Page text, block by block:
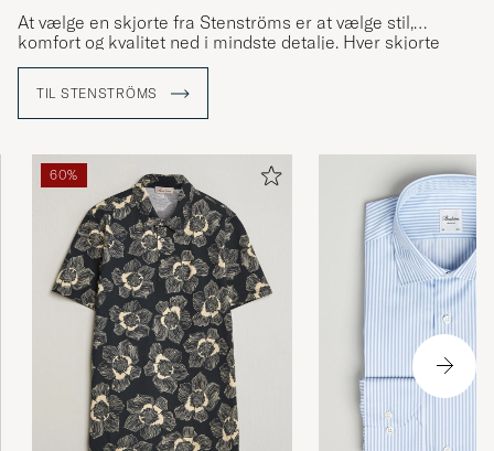
At vælge en skjorte fra Stenströms er at vælge stil,
komfort og kvalitet ned i mindste detalje. Hver skjorte
igennem mindst 60 forskellige trin i produktionen og
adskillige kritiske kvalitetskontroller inden den er færdig.
TIL STENSTRÖMS
60%